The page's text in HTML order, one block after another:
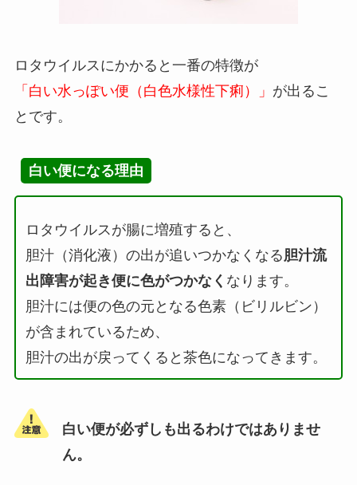
ロタウイルスにかかると一番の特徴が
「白い水っぽい便（白色水様性下痢）」 が出るこ
とです。
白い便になる理由
ロタウイルスが腸に増殖すると、
胆汁（消化液）の出が追いつかなくなる胆汁流
出障害が起き便に色がつかなく なります。
胆汁には便の色の元となる色素（ビリルビン）
が含まれているため、
胆汁の出が戻ってくると茶色になってきます。
白い便が必ずしも出るわけではありませ
ん。